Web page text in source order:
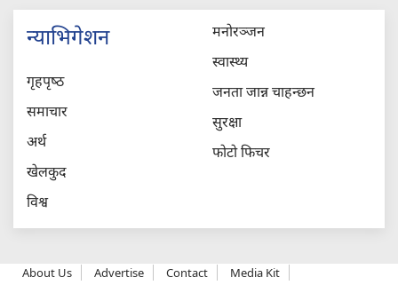
न्याभिगेशन
गृहपृष्‍ठ
समाचार
अर्थ
खेलकुद
विश्व
मनोरञ्जन
स्वास्थ्य
जनता जान्न चाहन्छन
सुरक्षा
फोटो फिचर
About Us Advertise Contact Media Kit